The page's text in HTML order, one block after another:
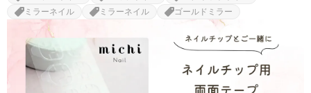
ミラーネイル
ミラーネイル ゴールドミラー